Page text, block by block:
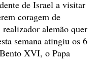
de Israel a visitar
coragem de
alemão quer
semana atingiu os 6
XVI, o Papa